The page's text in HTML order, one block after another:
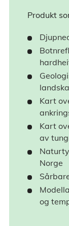
Produkt
Kart
Kart
av
Norge
og